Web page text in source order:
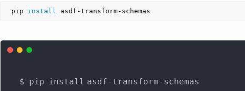
pip install asdf-transform-schemas